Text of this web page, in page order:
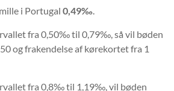
i Portugal0,49‰
fra 0,50‰ til 0,79‰, så vil bøden
og frakendelse af kørekortet fra 1
fra 0,8‰ til 1,19‰, vil bøden